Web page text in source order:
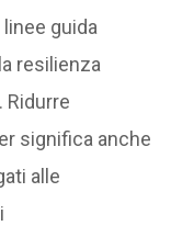
guida
resilienza
Ridurre
significa anche
alle